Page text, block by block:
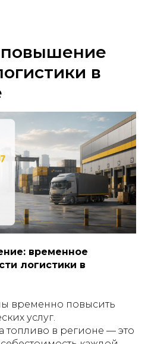
в
временное
логистики в
временно повысить
услуг.
топливо в регионе — это